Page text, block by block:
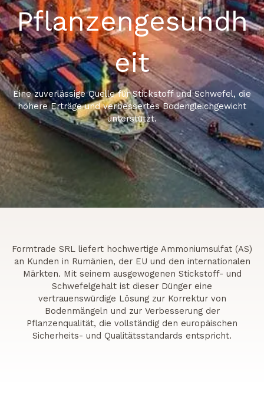
Pflanzengesundh
eit
Eine zuverlässige Quelle für Stickstoff und Schwefel, die
höhere Erträge und verbessertes Bodengleichgewicht
unterstützt.
Formtrade SRL liefert hochwertige Ammoniumsulfat (AS)
an Kunden in Rumänien, der EU und den internationalen
Märkten. Mit seinem ausgewogenen Stickstoff- und
Schwefelgehalt ist dieser Dünger eine
vertrauenswürdige Lösung zur Korrektur von
Bodenmängeln und zur Verbesserung der
Pflanzenqualität, die vollständig den europäischen
Sicherheits- und Qualitätsstandards entspricht.